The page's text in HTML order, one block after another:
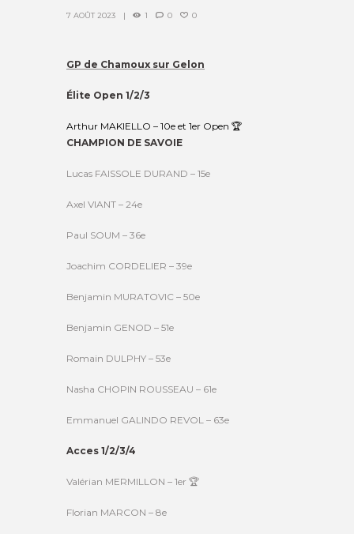
7 AOÛT 2023 1 0 0
GP de Chamoux sur Gelon
Élite Open 1/2/3
Arthur MAKIELLO – 10e et 1er Open 🏆
CHAMPION DE SAVOIE
Lucas FAISSOLE DURAND – 15e
Axel VIANT – 24e
Paul SOUM – 36e
Joachim CORDELIER – 39e
Benjamin MURATOVIC – 50e
Benjamin GENOD – 51e
Romain DULPHY – 53e
Nasha CHOPIN ROUSSEAU – 61e
Emmanuel GALINDO REVOL – 63e
Acces 1/2/3/4
Valérian MERMILLON – 1er 🏆
Florian MARCON – 8e